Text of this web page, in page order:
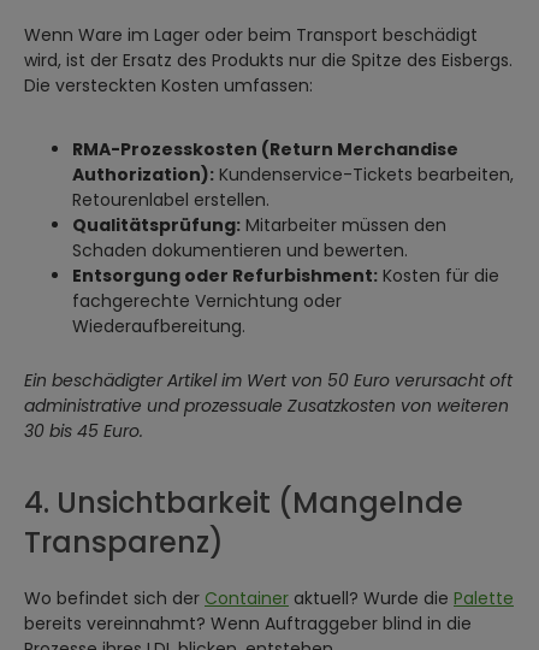
Wenn Ware im Lager oder beim Transport beschädigt
wird, ist der Ersatz des Produkts nur die Spitze des Eisbergs.
Die versteckten Kosten umfassen:
RMA-Prozesskosten (Return Merchandise
Authorization): Kundenservice-Tickets bearbeiten,
Retourenlabel erstellen.
Qualitätsprüfung: Mitarbeiter müssen den
Schaden dokumentieren und bewerten.
Entsorgung oder Refurbishment: Kosten für die
fachgerechte Vernichtung oder
Wiederaufbereitung.
Ein beschädigter Artikel im Wert von 50 Euro verursacht oft
administrative und prozessuale Zusatzkosten von weiteren
30 bis 45 Euro.
4. Unsichtbarkeit (Mangelnde
Transparenz)
Wo befindet sich der Container aktuell? Wurde die Palette
bereits vereinnahmt? Wenn Auftraggeber blind in die